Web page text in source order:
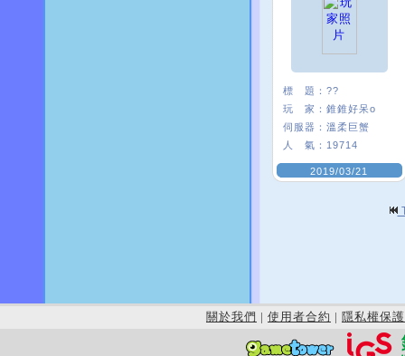
標 題： ??
玩 家： 錐錐好呆o
伺服器： 溫柔巨蟹
人 氣： 19714
2019/03/21
關於我們 | 使用者合約 | 隱私權保護